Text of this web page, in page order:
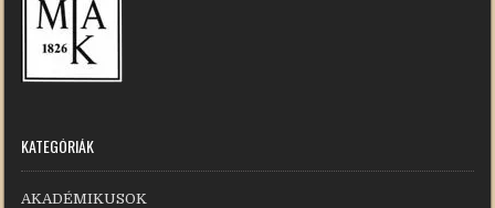
KATEGÓRIÁK
AKADÉMIKUSOK